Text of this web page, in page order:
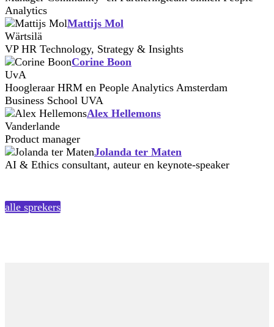
Analytics
Mattijs Mol
Wärtsilä
VP HR Technology, Strategy & Insights
Corine Boon
UvA
Hoogleraar HRM en People Analytics Amsterdam
Business School UVA
Alex Hellemons
Vanderlande
Product manager
Jolanda ter Maten
AI & Ethics consultant, auteur en keynote-speaker
alle sprekers